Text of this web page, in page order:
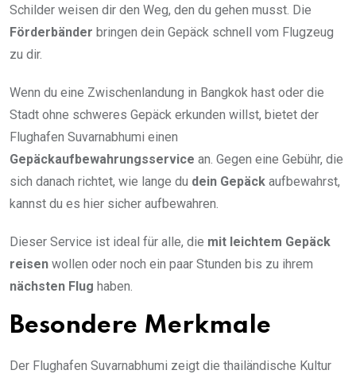
Schilder weisen dir den Weg, den du gehen musst. Die
Förderbänder bringen dein Gepäck schnell vom Flugzeug
zu dir.
Wenn du eine Zwischenlandung in Bangkok hast oder die
Stadt ohne schweres Gepäck erkunden willst, bietet der
Flughafen Suvarnabhumi einen
Gepäckaufbewahrungsservice an. Gegen eine Gebühr, die
sich danach richtet, wie lange du dein Gepäck aufbewahrst,
kannst du es hier sicher aufbewahren.
Dieser Service ist ideal für alle, die mit leichtem Gepäck
reisen wollen oder noch ein paar Stunden bis zu ihrem
nächsten Flug haben.
Besondere Merkmale
Der Flughafen Suvarnabhumi zeigt die thailändische Kultur